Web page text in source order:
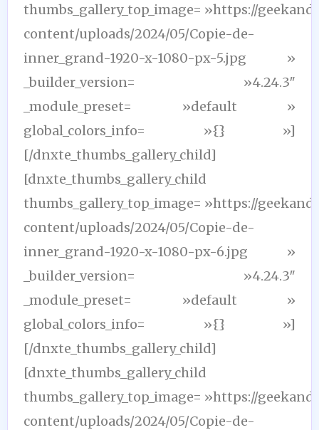
thumbs_gallery_top_image= »https://
content/uploads/2024/05/Copie-de-
inner_grand-1920-x-1080-px-5.jpg »
_builder_version= »4.24.3″
_module_preset= »default »
global_colors_info= »{} »]
[/dnxte_thumbs_gallery_child]
[dnxte_thumbs_gallery_child
thumbs_gallery_top_image= »https://
content/uploads/2024/05/Copie-de-
inner_grand-1920-x-1080-px-6.jpg »
_builder_version= »4.24.3″
_module_preset= »default »
global_colors_info= »{} »]
[/dnxte_thumbs_gallery_child]
[dnxte_thumbs_gallery_child
thumbs_gallery_top_image= »https://
content/uploads/2024/05/Copie-de-